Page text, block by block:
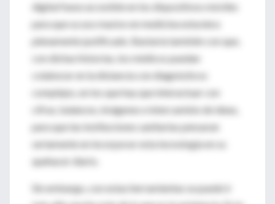
digital fuese accesible en los dispositivos móviles
para que su uso masivo en medicina estuviera
plenamente justificado. Bastaría también con que,
con dichas historias, los médicos puedan
colaborar en la distancia con diagnósticos
complejos, en los que hay que interactuar con
cifras, balances, imágenes e intercambio de ideas,
para que las instituciones sanitarias pensaran
seriamente en incorporar esta tecnología en su
quehacer diario.
Sin embargo, con estas herramientas se puede ir